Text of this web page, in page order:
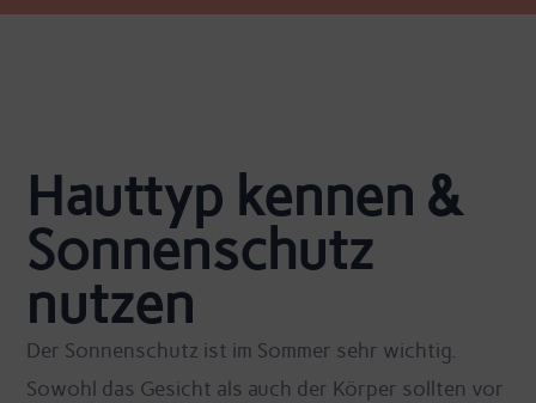
Hauttyp kennen &
Sonnenschutz
nutzen
Der Sonnenschutz ist im Sommer sehr wichtig.
Sowohl das Gesicht als auch der Körper sollten vor